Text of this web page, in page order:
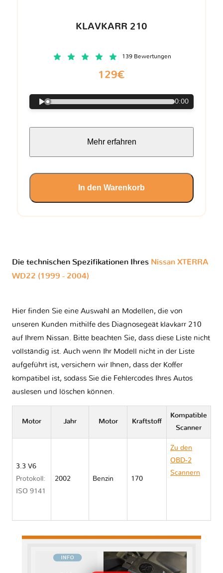
KLAVKARR 210
139 Bewertungen
129€
0:00
Mehr erfahren
In den Warenkorb
Die technischen Spezifikationen Ihres Nissan XTERRA
WD22 (1999 - 2004)
Hier finden Sie eine Auswahl an Modellen, die von
unseren Kunden mithilfe des Diagnosegeät klavkarr 210
auf Ihrem Nissan. Bitte beachten Sie, dass diese Liste nicht
vollständig ist. Auch wenn Ihr Modell nicht in der Liste
aufgeführt ist, versichern wir Ihnen, dass der Koffer
kompatibel ist, sodass Sie die Fehlercodes Ihres Autos
auslesen und löschen können.
Motor Jahr Motor Kraftstoff
Kompatible
Scanner
3.3 V6
Protokoll:
ISO 9141
2002 Benzin 170
Zu den
OBD-2
Scannern